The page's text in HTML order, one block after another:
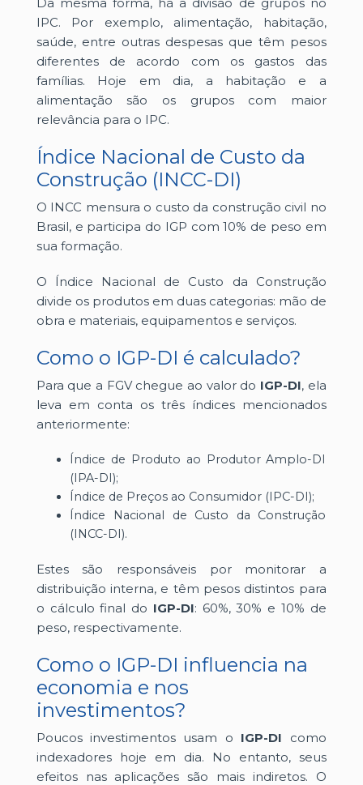
IPC. Por exemplo, alimentação, habitação,
saúde, entre outras despesas que têm pesos
diferentes de acordo com os gastos das
famílias. Hoje em dia, a habitação e a
alimentação são os grupos com maior
relevância para o IPC.
Índice Nacional de Custo da
Construção (INCC-DI)
O INCC mensura o custo da construção civil no
Brasil, e participa do IGP com 10% de peso em
sua formação.
O Índice Nacional de Custo da Construção
divide os produtos em duas categorias: mão de
obra e materiais, equipamentos e serviços.
Como o IGP-DI é calculado?
Para que a FGV chegue ao valor do IGP-DI, ela
leva em conta os três índices mencionados
anteriormente:
Índice de Produto ao Produtor Amplo-DI
(IPA-DI);
Índice de Preços ao Consumidor (IPC-DI);
Índice Nacional de Custo da Construção
(INCC-DI).
Estes são responsáveis por monitorar a
distribuição interna, e têm pesos distintos para
o cálculo final do IGP-DI: 60%, 30% e 10% de
peso, respectivamente.
Como o IGP-DI influencia na
economia e nos
investimentos?
Poucos investimentos usam o IGP-DI como
indexadores hoje em dia. No entanto, seus
efeitos nas aplicações são mais indiretos. O